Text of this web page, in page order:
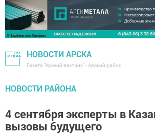
НОВОСТИ АРСКА
Газета "Арский вестник" - Арский район
НОВОСТИ РАЙОНА
4 сентября эксперты в
вызовы будущего